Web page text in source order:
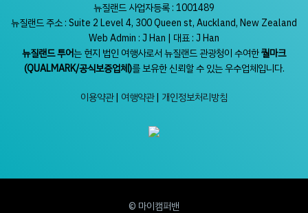
뉴질랜드 사업자등록 : 1001489
뉴질랜드 주소 : Suite 2 Level 4, 300 Queen st, Auckland, New Zealand
Web Admin : J Han | 대표 : J Han
뉴질랜드 투어는 현지 법인 여행사로서 뉴질랜드 관광청이 수여한퀄마크
(QUALMARK/공식보증업체)를 보유한 신뢰할 수 있는 우수업체입니다.
이용약관| 여행약관| 개인정보처리방침
© 마이캠퍼밴